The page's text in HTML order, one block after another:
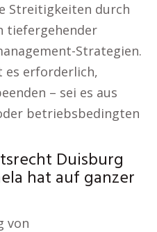
Streitigkeiten durch
tiefergehender
Strategien.
es erforderlich,
– sei es aus
betriebsbedingten
Duisburg
hat auf ganzer
von